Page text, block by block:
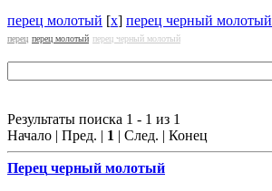
перец молотый [x] перец черный молотый
перец перец молотый перец черный молотый
Результаты поиска 1 - 1 из 1
Начало | Пред. | 1 | След. | Конец
Перец черный молотый